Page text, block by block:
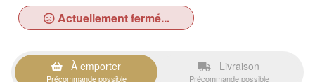
Actuellement fermé...
À emporter
Précommande possible
Livraison
Précommande possible